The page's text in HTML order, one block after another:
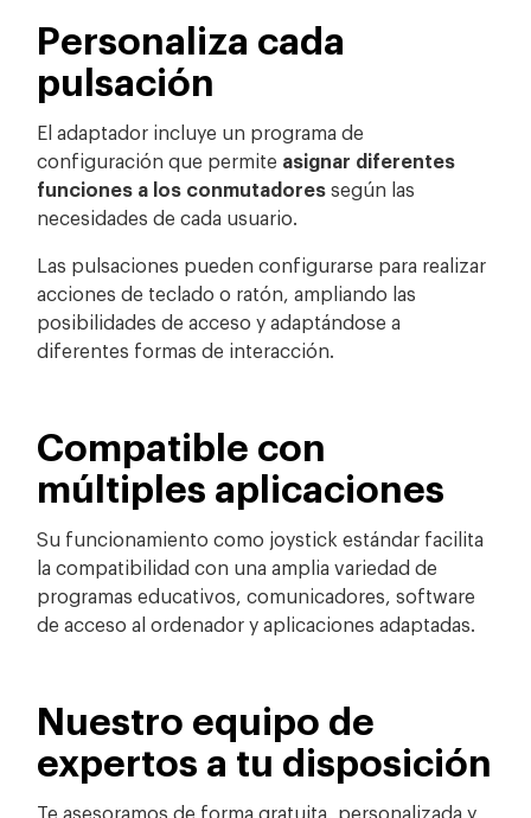
Personaliza cada
pulsación
El adaptador incluye un programa de
configuración que permite asignar diferentes
funciones a los conmutadoressegún las
necesidades de cada usuario.
Las pulsaciones pueden configurarse para realizar
acciones de teclado o ratón, ampliando las
posibilidades de acceso y adaptándose a
diferentes formas de interacción.
Compatible con
múltiples aplicaciones
Su funcionamiento como joystick estándar facilita
la compatibilidad con una amplia variedad de
programas educativos, comunicadores, software
de acceso al ordenador y aplicaciones adaptadas.
Nuestro equipo de
expertos a tu disposición
Te asesoramos de forma gratuita, personalizada y